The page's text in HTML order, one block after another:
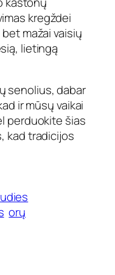
kregždei
mažai vaisių
lietingą
senolius, dabar
ir mūsų vaikai
perduokite šias
kad tradicijos
orų